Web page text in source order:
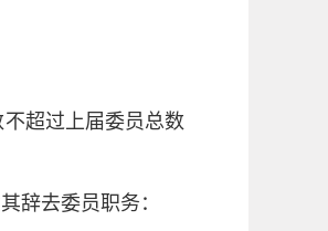
超过上届委员总数
辞去委员职务：